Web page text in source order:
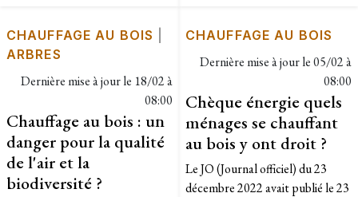
CHAUFFAGE AU BOIS
ARBRES
Dernière mise à jour le 18/02 à
08:00
Chauffage au bois : un
danger pour la qualité
de l'air et la
biodiversité ?
CHAUFFAGE AU BOIS
Dernière mise à jour le05/02 à
08:00
Chèque énergie quels
ménages se chauffant
au bois y ont droit ?
Le JO (Journal officiel) du 23
décembre 2022 avait publié le 23